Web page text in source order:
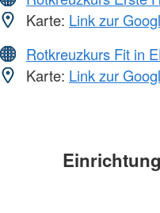
Karte: Link zur
Rotkreuzkurs Fit in
Karte: Link zur